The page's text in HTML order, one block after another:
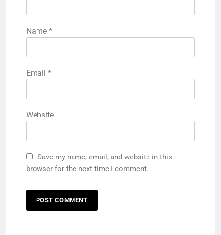
Name *
Email *
Website
Save my name, email, and website in this
browser for the next time I comment.